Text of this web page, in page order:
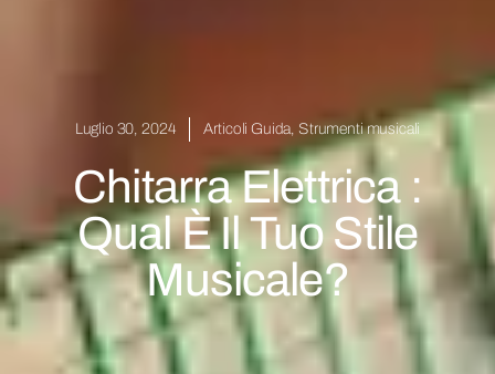
Luglio 30, 2024 Articoli Guida Strumenti musicali
Chitarra Elettrica :
Qual È Il Tuo Stile
Musicale?